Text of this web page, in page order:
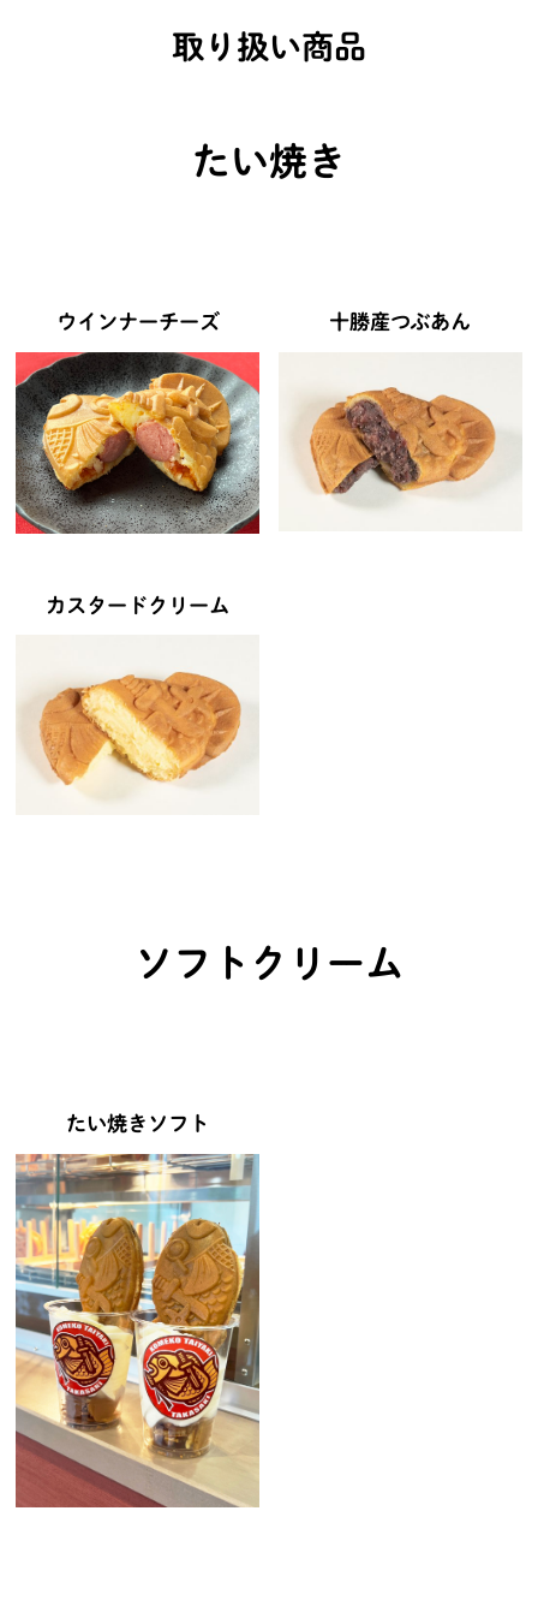
取り扱い商品
たい焼き
ウインナーチーズ 十勝産つぶあん
カスタードクリーム
ソフトクリーム
たい焼きソフト